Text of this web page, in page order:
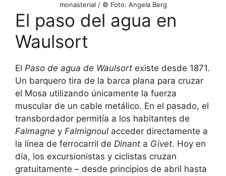
monasterial / © Foto: Angela Berg
El paso del agua en
Waulsort
El Paso de agua de Waulsort existe desde 1871.
Un barquero tira de la barca plana para cruzar
el Mosa utilizando únicamente la fuerza
muscular de un cable metálico. En el pasado, el
transbordador permitía a los habitantes de
Falmagne y Falmignoul acceder directamente a
la línea de ferrocarril de Dinant a Givet. Hoy en
día, los excursionistas y ciclistas cruzan
gratuitamente – desde principios de abril hasta